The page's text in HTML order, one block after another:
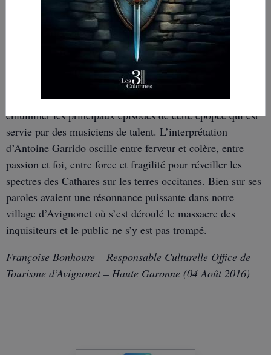
Qui aurait cru que les guitares électriques se marient si
bien avec la vielle à roue ? Qui aurait pensé que l’Epopée
Cathare puisse être relatée avec autant de réalisme ? C’est
l’éclatante démonstration qu’à faite Antoine Garrido qui a
construit une passerelle entre le Moyen Age et nos jours.
La force de son spectacle réside dans sa capacité à
enluminer les principaux épisodes de cette épopée qui est
servie par des musiciens de talent. L’interprétation
d’Antoine Garrido oscille entre ferveur et colère, entre
passion et foi, entre force et fragilité pour réveiller les
spectres des Cathares sur les terres occitanes. Bien sur ses
paroles avaient une résonnance puissante dans notre
village d’Avignonet où s’est déroulé le massacre des
inquisiteurs et le public ne s’y est pas trompé.
Françoise Bonhoure – Responsable Culturelle Office de
Tourisme d’Avignonet – Haute Garonne (04 Août 2016)